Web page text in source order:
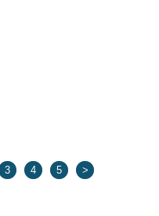
3 4 5 >